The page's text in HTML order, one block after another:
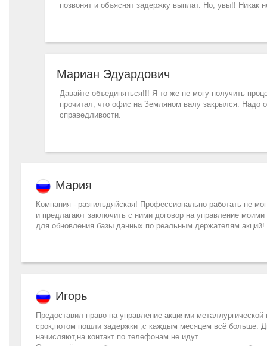
позвонят и объяснят задержку выплат. Но, увы!! Никак
Мариан Эдуардович
Давайте объединяться!!! Я то же не могу получить
прочитал, что офис на Земляном валу закрылся. Надо
справедливости.
Мария
Компания - разгильдяйская! Профессионально работать не
и предлагают заключить с ними договор на управление
для обновления базы данных по реальным держателям
Игорь
Предоставил право на управление акциями
срок,потом пошли задержки ,с каждым месяцем всё больше.
начисляют,на контакт по телефонам не идут .